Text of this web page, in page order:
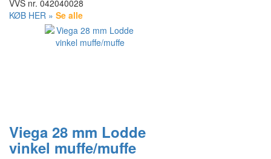
VVS nr. 042040028
KØB HER » Se alle
Viega 28 mm Lodde
vinkel muffe/muffe